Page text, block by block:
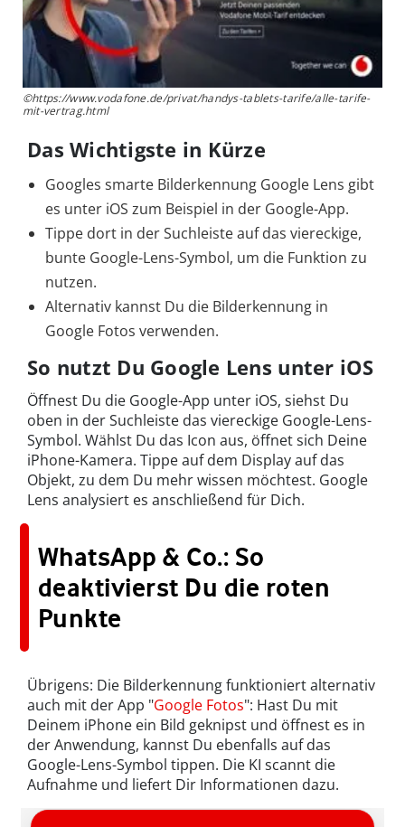
©https://www.vodafone.de/privat/handys-tablets-tarife/alle-tarife-
mit-vertrag.html
Das Wichtigste in Kürze
Googles smarte Bilderkennung Google Lens gibt
es unter iOS zum Beispiel in der Google-App.
Tippe dort in der Suchleiste auf das viereckige,
bunte Google-Lens-Symbol, um die Funktion zu
nutzen.
Alternativ kannst Du die Bilderkennung in
Google Fotos verwenden.
So nutzt Du Google Lens unter iOS
Öffnest Du die Google-App unter iOS, siehst Du
oben in der Suchleiste das viereckige Google-Lens-
Symbol. Wählst Du das Icon aus, öffnet sich Deine
iPhone-Kamera. Tippe auf dem Display auf das
Objekt, zu dem Du mehr wissen möchtest. Google
Lens analysiert es anschließend für Dich.
WhatsApp & Co.: So
deaktivierst Du die roten
Punkte
Übrigens: Die Bilderkennung funktioniert alternativ
auch mit der App "Google Fotos": Hast Du mit
Deinem iPhone ein Bild geknipst und öffnest es in
der Anwendung, kannst Du ebenfalls auf das
Google-Lens-Symbol tippen. Die KI scannt die
Aufnahme und liefert Dir Informationen dazu.